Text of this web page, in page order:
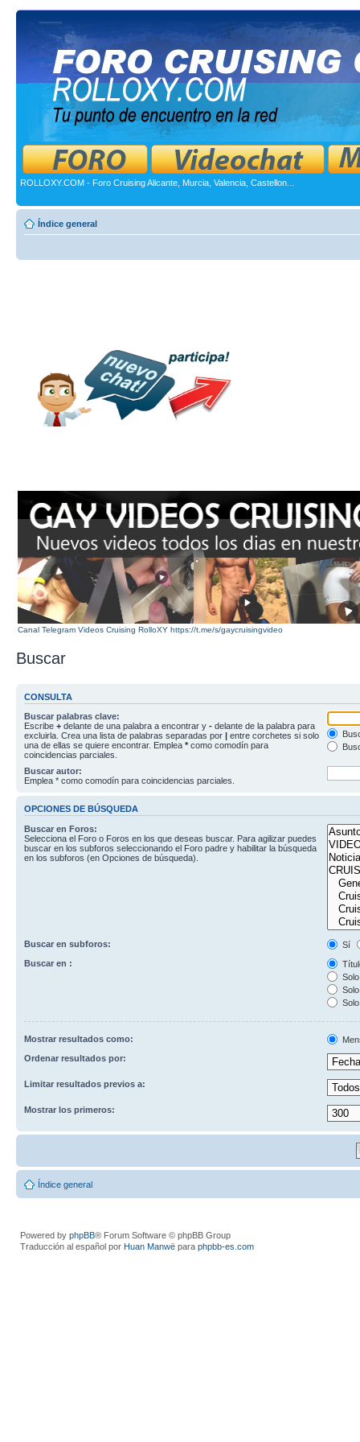
ROLLOXY.COM - Foro Cruising Alicante, Murcia, Valencia, Castellon...
Índice general
Canal Telegram Videos Cruising RolloXY https://t.me/s/gaycruisingvideo
Buscar
CONSULTA
Buscar palabras clave:
Escribe + delante de una palabra a encontrar y - delante de la palabra para
excluirla. Crea una lista de palabras separadas por | entre corchetes si solo
una de ellas se quiere encontrar. Emplea * como comodín para
coincidencias parciales.
Buscar autor:
Emplea * como comodín para coincidencias parciales.
OPCIONES DE BÚSQUEDA
Buscar en Foros:
Selecciona el Foro o Foros en los que deseas buscar. Para agilizar puedes
buscar en los subforos seleccionando el Foro padre y habilitar la búsqueda
en los subforos (en Opciones de búsqueda).
Buscar en subforos:
Sí
Buscar en :
Mostrar resultados como:
Ordenar resultados por:
Limitar resultados previos a:
Mostrar los primeros:
Índice general
Powered by phpBB® Forum Software © phpBB Group
Traducción al español por Huan Manwë para phpbb-es.com